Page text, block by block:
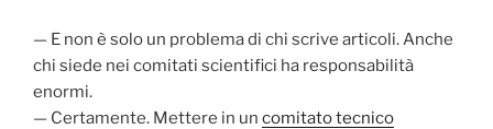
— E non è solo un problema di chi scrive articoli. Anche
chi siede nei comitati scientifici ha responsabilità
enormi.
— Certamente. Mettere in un comitato tecnico